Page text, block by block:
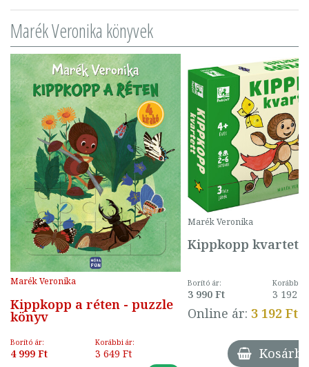
Marék Veronika könyvek
Marék Veronika
Kippkopp a réten - puzzle
könyv
Borító ár:
4 999 Ft
Korábbi ár:
3 649 Ft
Marék Veronika
Kippkopp kvartett
Borító ár:
3 990 Ft
Korábbi
3 192 Ft
Online ár: 3 192 Ft
Kosárba